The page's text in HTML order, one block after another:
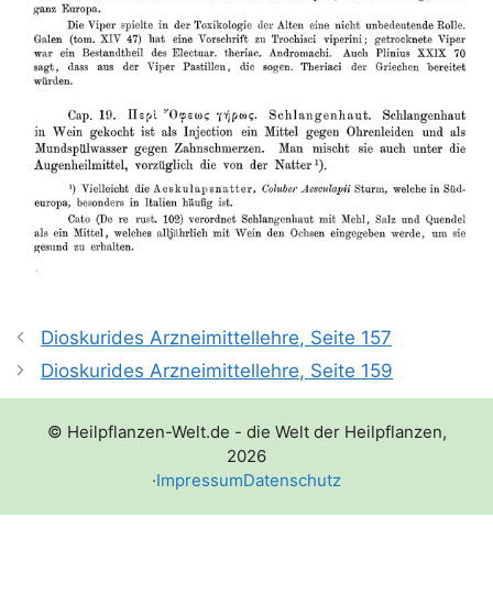
Dioskurides Arzneimittellehre, Seite 157
Dioskurides Arzneimittellehre, Seite 159
© Heilpflanzen-Welt.de - die Welt der Heilpflanzen,
2026
·ImpressumDatenschutz